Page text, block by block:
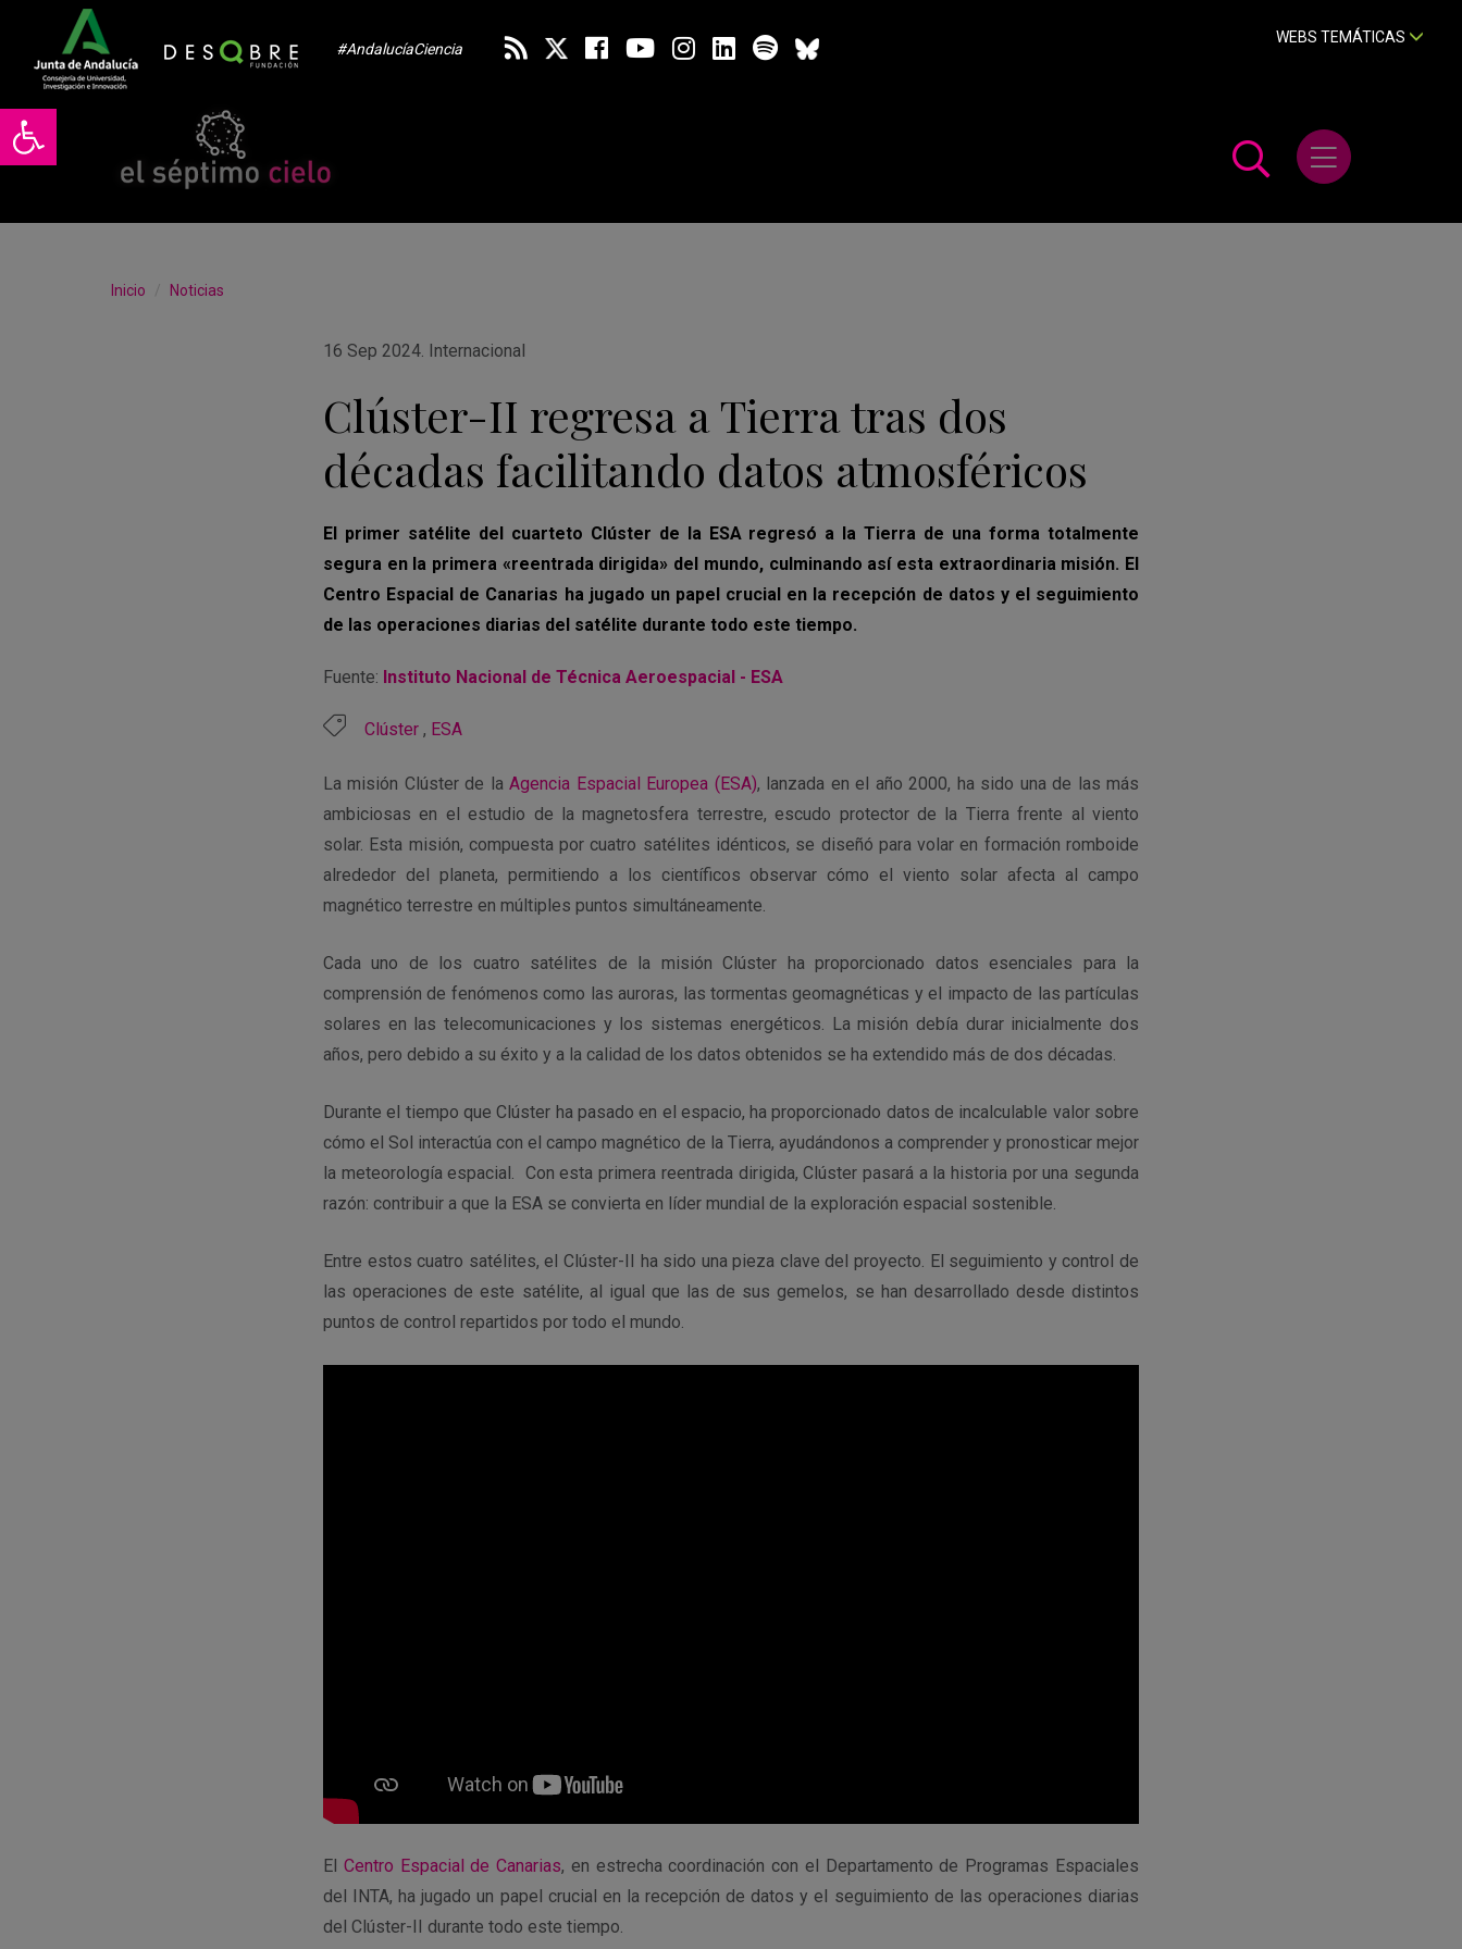
Abrir barra de herramientas
#AndalucíaCiencia
WEBS TEMÁTICAS
Abrir menú
Inicio Noticias
16 Sep 2024. Internacional
Clúster-II regresa a Tierra tras dos
décadas facilitando datos atmosféricos
El primer satélite del cuarteto Clúster de la ESA regresó a la Tierra de una forma totalmente
segura en la primera «reentrada dirigida» del mundo, culminando así esta extraordinaria misión. El
Centro Espacial de Canarias ha jugado un papel crucial en la recepción de datos y el seguimiento
de las operaciones diarias del satélite durante todo este tiempo.
Fuente: Instituto Nacional de Técnica Aeroespacial - ESA
Clúster, ESA
La misión Clúster de laAgencia Espacial Europea (ESA), lanzada en el año 2000, ha sido una de las más
ambiciosas en el estudio de la magnetosfera terrestre, escudo protector de la Tierra frente al viento
solar. Esta misión, compuesta por cuatro satélites idénticos, se diseñó para volar en formación romboide
alrededor del planeta, permitiendo a los científicos observar cómo el viento solar afecta al campo
magnético terrestre en múltiples puntos simultáneamente.
Cada uno de los cuatro satélites de la misión Clúster ha proporcionado datos esenciales para la
comprensión de fenómenos como las auroras, las tormentas geomagnéticas y el impacto de las partículas
solares en las telecomunicaciones y los sistemas energéticos. La misión debía durar inicialmente dos
años, pero debido a su éxito y a la calidad de los datos obtenidos se ha extendido más de dos décadas.
Durante el tiempo que Clúster ha pasado en el espacio, ha proporcionado datos de incalculable valor sobre
cómo el Sol interactúa con el campo magnético de la Tierra, ayudándonos a comprender y pronosticar mejor
la meteorología espacial. Con esta primera reentrada dirigida, Clúster pasará a la historia por una segunda
razón: contribuir a que la ESA se convierta en líder mundial de la exploración espacial sostenible.
Entre estos cuatro satélites, el Clúster-II ha sido una pieza clave del proyecto. El seguimiento y control de
las operaciones de este satélite, al igual que las de sus gemelos, se han desarrollado desde distintos
puntos de control repartidos por todo el mundo.
El Centro Espacial de Canarias, en estrecha coordinación con el Departamento de Programas Espaciales
del INTA, ha jugado un papel crucial en la recepción de datos y el seguimiento de las operaciones diarias
del Clúster-II durante todo este tiempo.